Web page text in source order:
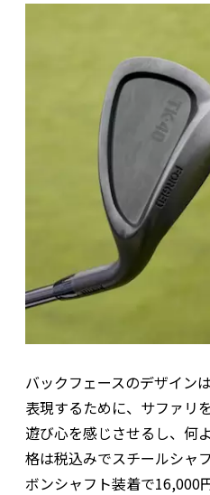
バックフェースのデザイン
表現するために、サファリ
遊び心を感じさせるし、何
格は税込みでスチールシャ
ボンシャフト装着で16,000